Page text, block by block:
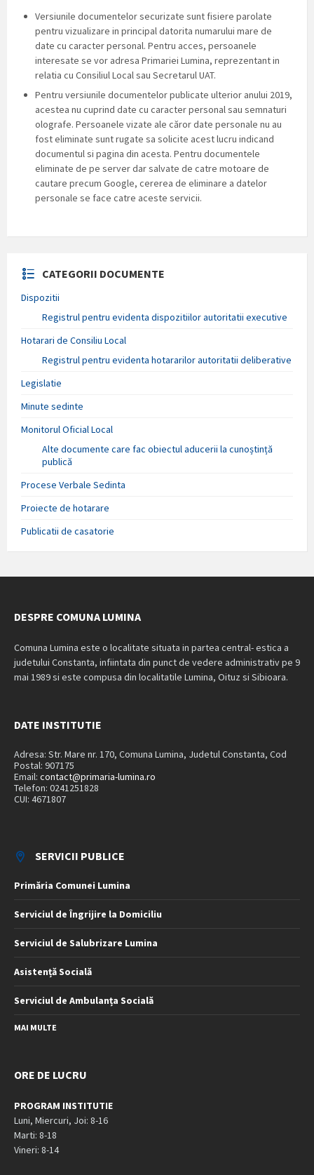
Versiunile documentelor securizate sunt fisiere parolate
pentru vizualizare in principal datorita numarului mare de
date cu caracter personal. Pentru acces, persoanele
interesate se vor adresa Primariei Lumina, reprezentant in
relatia cu Consiliul Local sau Secretarul UAT.
Pentru versiunile documentelor publicate ulterior anului 2019,
acestea nu cuprind date cu caracter personal sau semnaturi
olografe. Persoanele vizate ale căror date personale nu au
fost eliminate sunt rugate sa solicite acest lucru indicand
documentul si pagina din acesta. Pentru documentele
eliminate de pe server dar salvate de catre motoare de
cautare precum Google, cererea de eliminare a datelor
personale se face catre aceste servicii.
CATEGORII DOCUMENTE
Dispozitii
Registrul pentru evidenta dispozitiilor autoritatii executive
Hotarari de Consiliu Local
Registrul pentru evidenta hotararilor autoritatii deliberative
Legislatie
Minute sedinte
Monitorul Oficial Local
Alte documente care fac obiectul aducerii la cunoștință
publică
Procese Verbale Sedinta
Proiecte de hotarare
Publicatii de casatorie
DESPRE COMUNA LUMINA
Comuna Lumina este o localitate situata in partea central- estica a
judetului Constanta, infiintata din punct de vedere administrativ pe 9
mai 1989 si este compusa din localitatile Lumina, Oituz si Sibioara.
DATE INSTITUTIE
Adresa: Str. Mare nr. 170, Comuna Lumina, Judetul Constanta, Cod
Postal: 907175
Email: contact@primaria-lumina.ro
Telefon: 0241251828
CUI: 4671807
SERVICII PUBLICE
Primăria Comunei Lumina
Serviciul de Îngrijire la Domiciliu
Serviciul de Salubrizare Lumina
Asistență Socială
Serviciul de Ambulanța Socială
MAI MULTE
ORE DE LUCRU
PROGRAM INSTITUTIE
Luni, Miercuri, Joi: 8-16
Marti: 8-18
Vineri: 8-14